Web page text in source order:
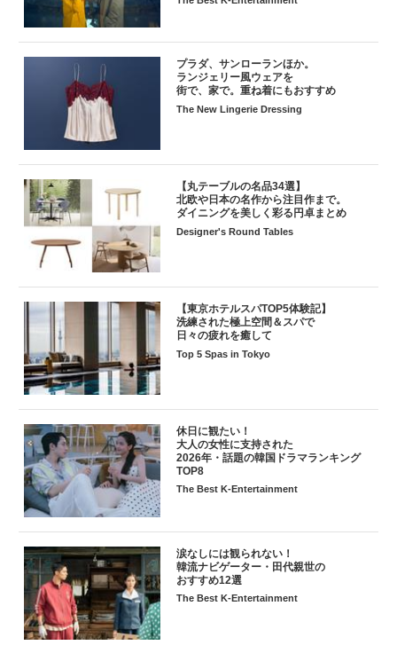
プラダ、サンローランほか。
ランジェリー風ウェアを
街で、家で。重ね着にもおすすめ
The New Lingerie Dressing
【丸テーブルの名品34選】
北欧や日本の名作から注目作まで。
ダイニングを美しく彩る円卓まとめ
Designer's Round Tables
【東京ホテルスパTOP5体験記】
洗練された極上空間＆スパで
日々の疲れを癒して
Top 5 Spas in Tokyo
休日に観たい！
大人の女性に支持された
2026年・話題の韓国ドラマランキング
TOP8
The Best K-Entertainment
涙なしには観られない！
韓流ナビゲーター・田代親世の
おすすめ12選
The Best K-Entertainment